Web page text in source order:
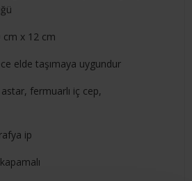
x 12 cm
elde taşımaya uygundur
fermuarlı iç cep,
ip